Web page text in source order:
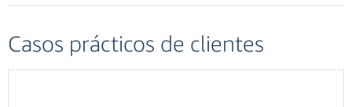
Casos prácticos de clientes